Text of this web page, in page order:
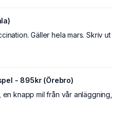
Gäller hela mars. Skriv ut
- 895kr (Örebro)
knapp mil från vår anläggning,